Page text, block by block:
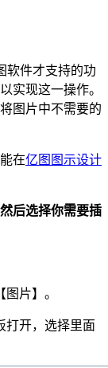
软件才支持的功
实现这一操作。
图片中不需要的
在亿图图示设计
后选择你需要插
片】。
打开，选择里面